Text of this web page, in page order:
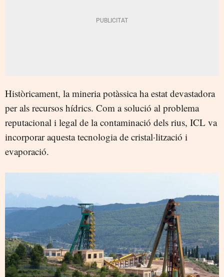
Històricament, la mineria potàssica ha estat devastadora
per als recursos hídrics. Com a solució al problema
reputacional i legal de la contaminació dels rius, ICL va
incorporar aquesta tecnologia de cristal·lització i
evaporació.